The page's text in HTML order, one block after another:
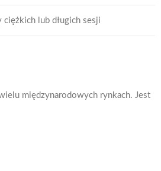
lub długich sesji
międzynarodowych rynkach. Jest